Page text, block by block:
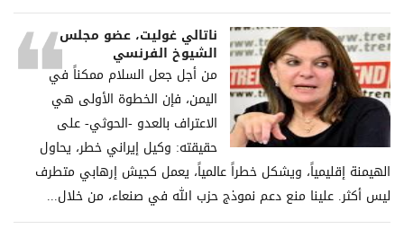
ناتالي غوليت، عضو مجلس
الشيوخ الفرنسي
من أجل جعل السلام ممكناً في
اليمن، فإن الخطوة الأولى هي
الاعتراف بالعدو -الحوثي- على
حقيقته: وكيل إيراني خطر، يحاول
الهيمنة إقليمياً، ويشكل خطراً عالمياً، يعمل كجيش إرهابي متطرف
ليس أكثر. علينا منع دعم نموذج حزب الله في صنعاء، من خلال...